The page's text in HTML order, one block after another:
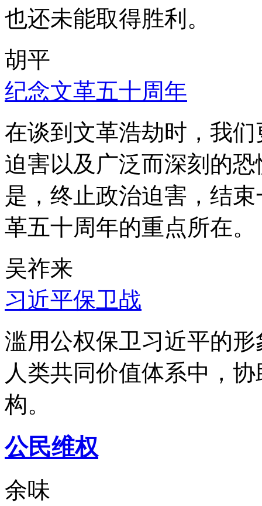
也还未能取得胜利。
胡平
纪念文革五十周年
在谈到文革浩劫时，我
迫害以及广泛而深刻的
是，终止政治迫害，结
革五十周年的重点所在。
吴祚来
习近平保卫战
滥用公权保卫习近平的
人类共同价值体系中，
构。
公民维权
余味